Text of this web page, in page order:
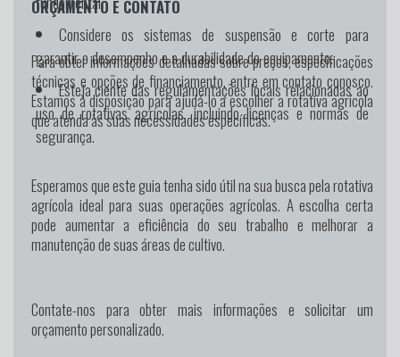
Considere os sistemas de suspensão e corte para
garantir o desempenho e a durabilidade do equipamento.
Esteja ciente das regulamentações locais relacionadas ao
uso de rotativas agrícolas, incluindo licenças e normas de
segurança.
ORÇAMENTO E CONTATO
Para obter informações detalhadas sobre preços, especificações
técnicas e opções de financiamento, entre em contato conosco.
Estamos à disposição para ajudá-lo a escolher a rotativa agrícola
que atenda às suas necessidades específicas.
Esperamos que este guia tenha sido útil na sua busca pela rotativa
agrícola ideal para suas operações agrícolas. A escolha certa
pode aumentar a eficiência do seu trabalho e melhorar a
manutenção de suas áreas de cultivo.
Contate-nos para obter mais informações e solicitar um
orçamento personalizado.